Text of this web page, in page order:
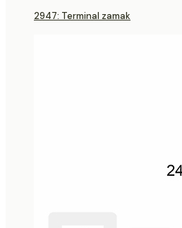
2947: Terminal zamak